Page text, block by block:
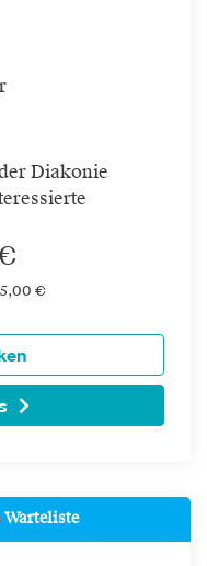
Diakonie
€
Warteliste